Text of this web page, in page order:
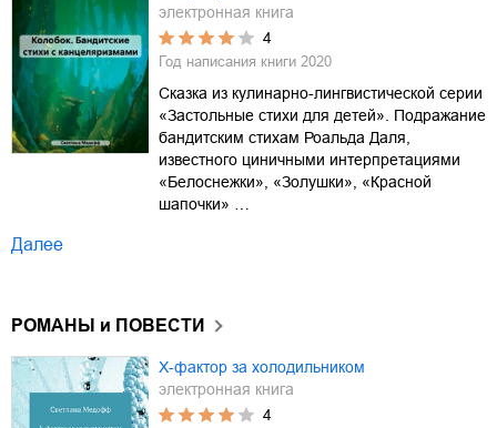
электронная книга
4
Год написания книги 2020
Сказка из кулинарно-лингвистической серии
«Застольные стихи для детей». Подражание
бандитским стихам Роальда Даля,
известного циничными интерпретациями
«Белоснежки», «Золушки», «Красной
шапочки» …
Далее
РОМАНЫ и ПОВЕСТИ
Х-фактор за холодильником
электронная книга
4